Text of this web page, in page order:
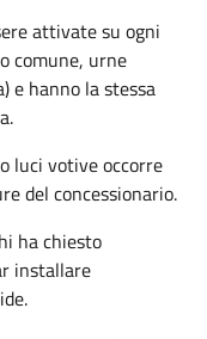
attivate su ogni
comune, urne
e hanno la stessa
luci votive occorre
del concessionario.
ha chiesto
installare